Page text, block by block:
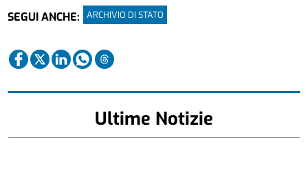
SEGUI ANCHE:
ARCHIVIO DI STATO
Ultime Notizie